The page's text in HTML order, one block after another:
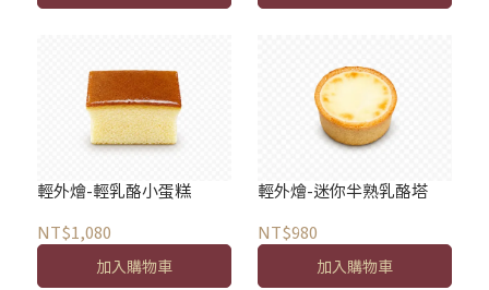
輕外燴-輕乳酪小蛋糕
NT$1,080
加入購物車
輕外燴-迷你半熟乳酪塔
NT$980
加入購物車